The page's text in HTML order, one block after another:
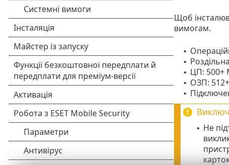
Щоб
вимогам.
•
•
• ЦП: 500+
• ОЗП:
•
• Не